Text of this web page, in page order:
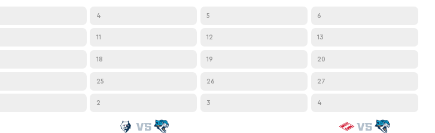
4 5 6
11 12 13
18 19 20
25 26 27
2
VS
3 4
VS